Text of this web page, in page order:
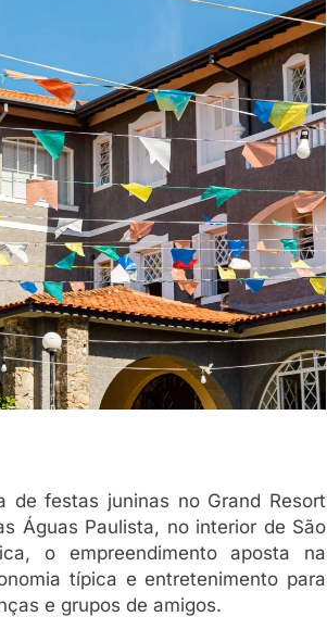
de festas juninas no Grand Resort
Águas Paulista, no interior de São
o empreendimento aposta na
típica e entretenimento para
e grupos de amigos.